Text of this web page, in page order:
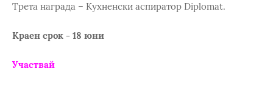
Трета награда – Кухненски аспиратор Diplomat.
Краен срок - 18 юни
Участвай